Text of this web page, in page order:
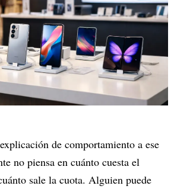
de comportamiento a ese
no piensa en cuánto cuesta el
sale la cuota. Alguien puede